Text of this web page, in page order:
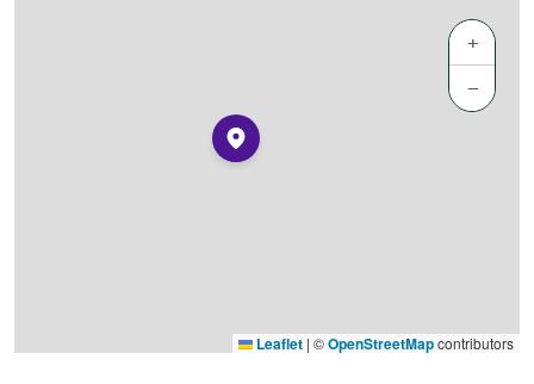
+
−
Leaflet | ©OpenStreetMapcontributors